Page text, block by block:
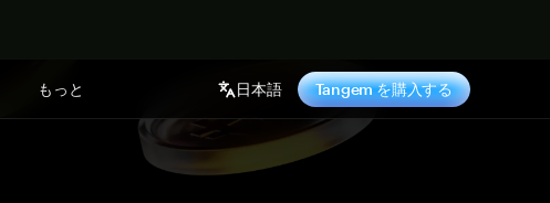
もっと 日本語 Tangem を購入する